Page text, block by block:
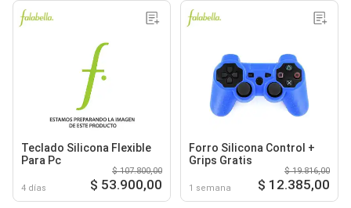
Teclado Silicona Flexible
Para Pc
4 días
$ 107.800,00
$ 53.900,00
Forro Silicona Control +
Grips Gratis
1 semana
$ 19.816,00
$ 12.385,00